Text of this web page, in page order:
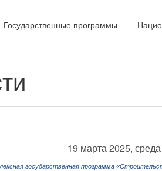
Государственные программы
19 марта 2025, среда
государственная программа